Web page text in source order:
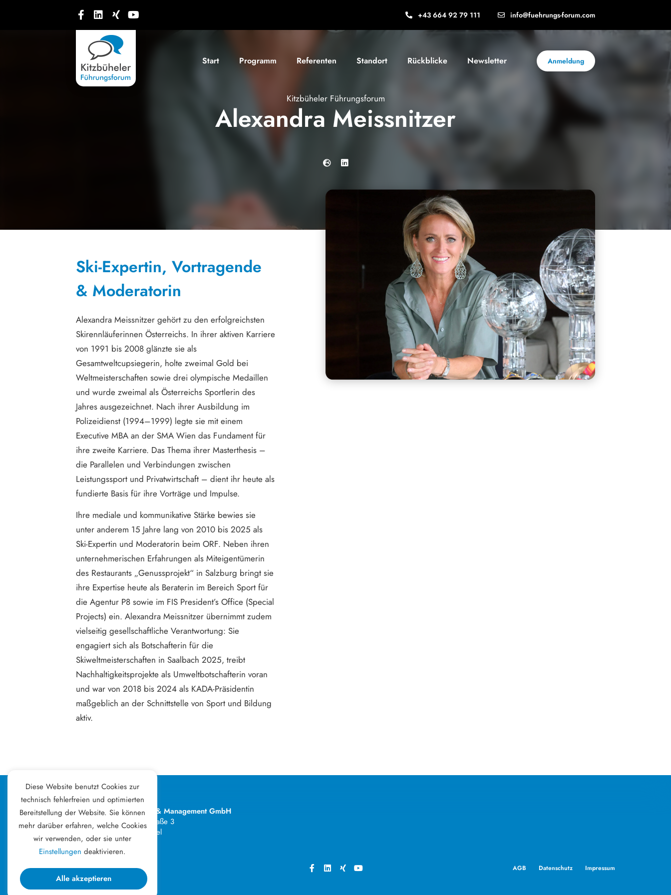
+43 664 92 79 111 info@fuehrungs-forum.com
Start Programm Referenten Standort Rückblicke Newsletter Anmeldung
Kitzbüheler Führungsforum
Alexandra Meissnitzer
Ski-Expertin, Vortragende
& Moderatorin
Alexandra Meissnitzer gehört zu den erfolgreichsten
Skirennläuferinnen Österreichs. In ihrer aktiven Karriere
von 1991 bis 2008 glänzte sie als
Gesamtweltcupsiegerin, holte zweimal Gold bei
Weltmeisterschaften sowie drei olympische Medaillen
und wurde zweimal als Österreichs Sportlerin des
Jahres ausgezeichnet. Nach ihrer Ausbildung im
Polizeidienst (1994–1999) legte sie mit einem
Executive MBA an der SMA Wien das Fundament für
ihre zweite Karriere. Das Thema ihrer Masterthesis –
die Parallelen und Verbindungen zwischen
Leistungssport und Privatwirtschaft – dient ihr heute als
fundierte Basis für ihre Vorträge und Impulse.
Ihre mediale und kommunikative Stärke bewies sie
unter anderem 15 Jahre lang von 2010 bis 2025 als
Ski-Expertin und Moderatorin beim ORF. Neben ihren
unternehmerischen Erfahrungen als Miteigentümerin
des Restaurants „Genussprojekt“ in Salzburg bringt sie
ihre Expertise heute als Beraterin im Bereich Sport für
die Agentur P8 sowie im FIS President’s Office (Special
Projects) ein. Alexandra Meissnitzer übernimmt zudem
vielseitig gesellschaftliche Verantwortung: Sie
engagiert sich als Botschafterin für die
Skiweltmeisterschaften in Saalbach 2025, treibt
Nachhaltigkeitsprojekte als Umweltbotschafterin voran
und war von 2018 bis 2024 als KADA-Präsidentin
maßgeblich an der Schnittstelle von Sport und Bildung
aktiv.
Kitz Consult & Management GmbH
Franz-Erler-Straße 3
6370 Kitzbühel
Österreich
der Stadt Kitzbühel, Dr. Klaus Winkler.
AGB Datenschutz Impressum
Diese Website benutzt Cookies zur
technisch fehlerfreien und optimierten
Bereitstellung der Website. Sie können
mehr darüber erfahren, welche Cookies
wir verwenden, oder sie unter
Einstellungen deaktivieren.
Alle akzeptieren